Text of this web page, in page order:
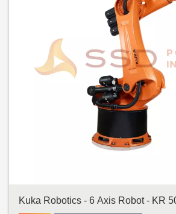
Kuka Robotics - 6 Axis Robot - KR